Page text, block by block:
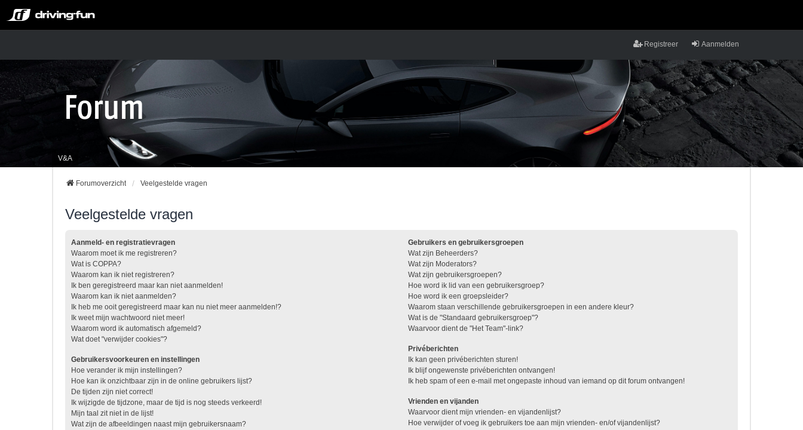
Aanmelden
Registreer
V&A
Forumoverzicht Veelgestelde vragen
Veelgestelde vragen
Aanmeld- en registratievragen
Waarom moet ik me registreren?
Wat is COPPA?
Waarom kan ik niet registreren?
Ik ben geregistreerd maar kan niet aanmelden!
Waarom kan ik niet aanmelden?
Ik heb me ooit geregistreerd maar kan nu niet meer aanmelden!?
Ik weet mijn wachtwoord niet meer!
Waarom word ik automatisch afgemeld?
Wat doet "verwijder cookies"?
Gebruikersvoorkeuren en instellingen
Hoe verander ik mijn instellingen?
Hoe kan ik onzichtbaar zijn in de online gebruikers lijst?
De tijden zijn niet correct!
Ik wijzigde de tijdzone, maar de tijd is nog steeds verkeerd!
Mijn taal zit niet in de lijst!
Wat zijn de afbeeldingen naast mijn gebruikersnaam?
Gebruikers en gebruikersgroepen
Wat zijn Beheerders?
Wat zijn Moderators?
Wat zijn gebruikersgroepen?
Hoe word ik lid van een gebruikersgroep?
Hoe word ik een groepsleider?
Waarom staan verschillende gebruikersgroepen in een andere kleur?
Wat is de "Standaard gebruikersgroep"?
Waarvoor dient de "Het Team"-link?
Privéberichten
Ik kan geen privéberichten sturen!
Ik blijf ongewenste privéberichten ontvangen!
Ik heb spam of een e-mail met ongepaste inhoud van iemand op dit forum ontvangen!
Vrienden en vijanden
Waarvoor dient mijn vrienden- en vijandenlijst?
Hoe verwijder of voeg ik gebruikers toe aan mijn vrienden- en/of vijandenlijst?